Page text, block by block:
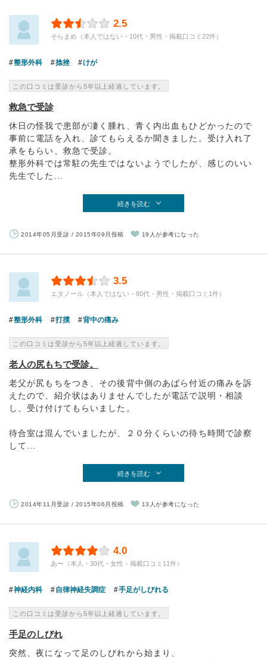
2.5
そらまめ（本人ではない・10代・男性・掲載口コミ22件）
整形外科 捻挫 けが
この口コミは受診から5年以上経過しています。
救急で受診
休日の怪我で患部が凄く腫れ、青く内出血もひどかったので
事前に電話を入れ、診てもらえるか聞きました。受け入れ了
承をもらい、救急で受診。
整形外科では常駐の先生ではないようでしたが、感じのいい
先生でした...
続きを読む
2014年05月受診 / 2015年09月投稿 19人が参考になった
3.5
エタノール（本人ではない・80代・男性・掲載口コミ1件）
整形外科 打撲 背中の痛み
この口コミは受診から5年以上経過しています。
老人の尻もちで受診。
老父が尻もちをつき、その後背中側のあばら付近の痛みを訴
えたので、紹介状はありませんでしたが電話で説明・相談
し、受け付けてもらいました。
待合室は混んでいましたが、２０分くらいの待ち時間で診察
して...
続きを読む
2014年11月受診 / 2015年06月投稿 13人が参考になった
4.0
あー（本人・30代・女性・掲載口コミ11件）
神経内科 自律神経失調症 手足がしびれる
この口コミは受診から5年以上経過しています。
手足のしびれ
突然、夜になって足のしびれから始まり、